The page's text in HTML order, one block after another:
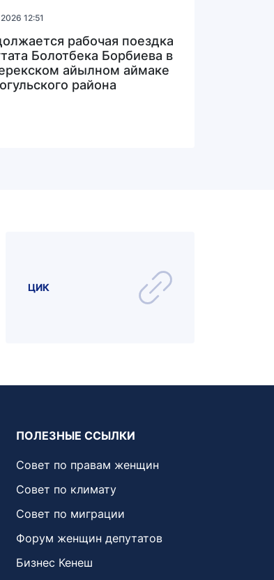
12:51
рабочая поездка
Болотбека Борбиева в
айылном аймаке
района
ЦИК
ПОЛЕЗНЫЕ ССЫЛКИ
Совет по правам женщин
Совет по климату
Совет по миграции
Форум женщин депутатов
Бизнес Кенеш